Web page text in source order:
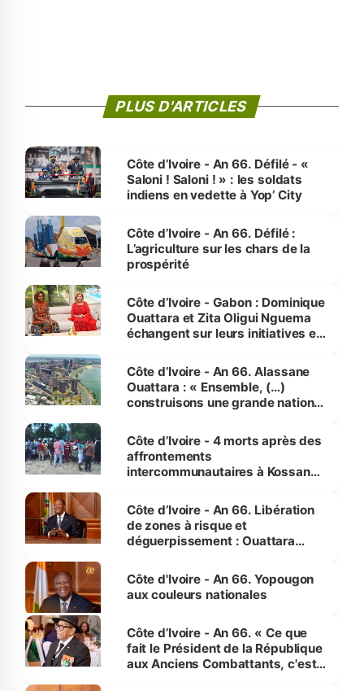
PLUS D'ARTICLES
Côte d’Ivoire - An 66. Défilé - «
Saloni ! Saloni ! » : les soldats
indiens en vedette à Yop’ City
Côte d’Ivoire - An 66. Défilé :
L’agriculture sur les chars de la
prospérité
Côte d’Ivoire - Gabon : Dominique
Ouattara et Zita Oligui Nguema
échangent sur leurs initiatives en
enfants
Côte d’Ivoire - An 66. Alassane
Ouattara : « Ensemble, (…)
construisons une grande nation
générations futures »
Côte d’Ivoire - 4 morts après des
affrontements
intercommunautaires à Kossandji
milieu des sinistrés
Côte d’Ivoire - An 66. Libération
de zones à risque et
déguerpissement : Ouattara
l'Etat de droit pour préserver les
vies humaines »
Côte d'Ivoire - An 66. Yopougon
aux couleurs nationales
Côte d’Ivoire - An 66. « Ce que
fait le Président de la République
aux Anciens Combattants, c'est